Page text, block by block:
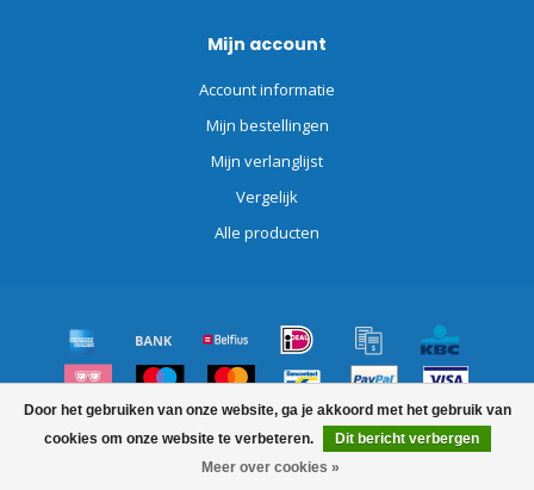
Door het gebruiken van onze website, ga je akkoord met het gebruik van
cookies om onze website te verbeteren.
Dit bericht verbergen
Meer over cookies »
Mijn account
Account informatie
Mijn bestellingen
Mijn verlanglijst
Vergelijk
Alle producten
© Copyright 2026 Schoonmaakdiscount.nl